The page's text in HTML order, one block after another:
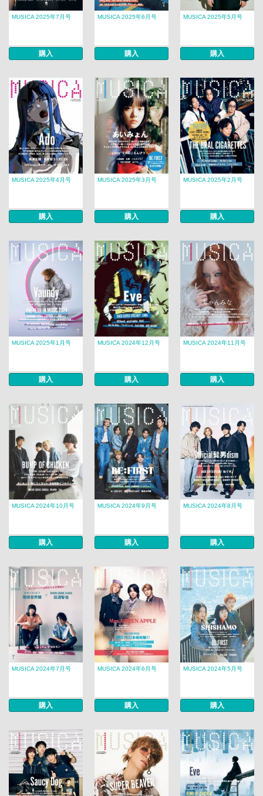
MUSICA 2025年7月号
購入
MUSICA 2025年6月号
購入
MUSICA 2025年5月号
購入
MUSICA 2025年4月号
購入
MUSICA 2025年3月号
購入
MUSICA 2025年2月号
購入
MUSICA 2025年1月号
購入
MUSICA 2024年12月号
購入
MUSICA 2024年11月号
購入
MUSICA 2024年10月号
購入
MUSICA 2024年9月号
購入
MUSICA 2024年8月号
購入
MUSICA 2024年7月号
購入
MUSICA 2024年6月号
購入
MUSICA 2024年5月号
購入